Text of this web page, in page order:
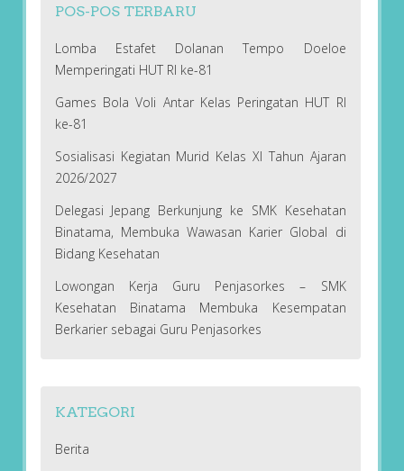
POS-POS TERBARU
Lomba Estafet Dolanan Tempo Doeloe
Memperingati HUT RI ke-81
Games Bola Voli Antar Kelas Peringatan HUT RI
ke-81
Sosialisasi Kegiatan Murid Kelas XI Tahun Ajaran
2026/2027
Delegasi Jepang Berkunjung ke SMK Kesehatan
Binatama, Membuka Wawasan Karier Global di
Bidang Kesehatan
Lowongan Kerja Guru Penjasorkes – SMK
Kesehatan Binatama Membuka Kesempatan
Berkarier sebagai Guru Penjasorkes
KATEGORI
Berita